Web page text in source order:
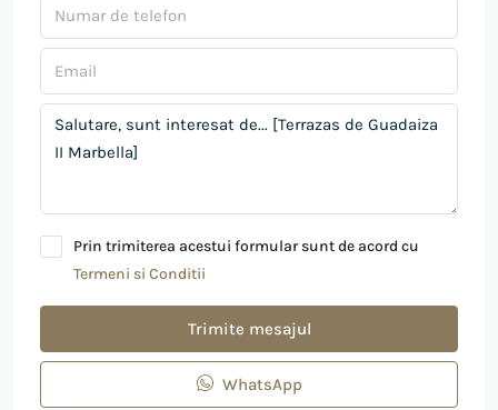
Prin trimiterea acestui formular sunt de acord cu
Termeni si Conditii
Trimite mesajul
WhatsApp